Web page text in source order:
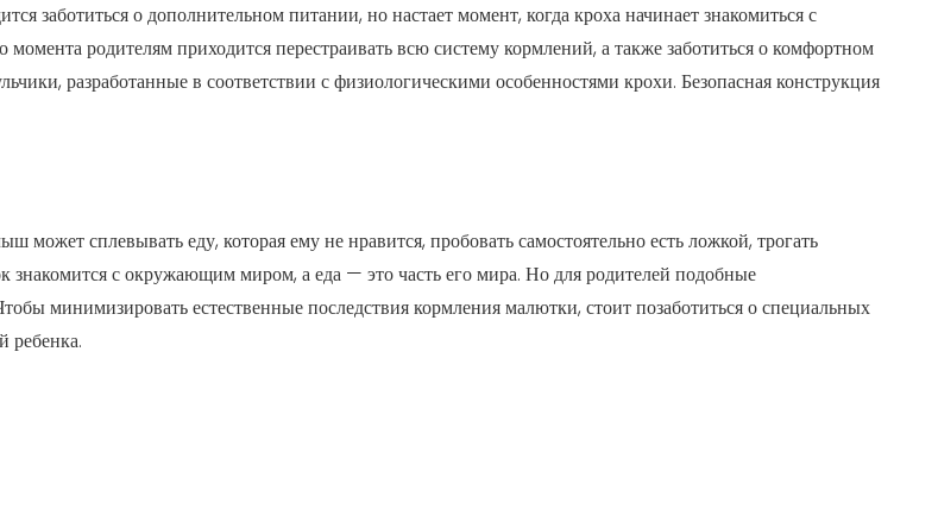
заботиться о дополнительном питании, но настает момент, когда кроха начинает знакомиться с
родителям приходится перестраивать всю систему кормлений, а также заботиться о комфортном
разработанные в соответствии с физиологическими особенностями крохи. Безопасная конструкция
сплевывать еду, которая ему не нравится, пробовать самостоятельно есть ложкой, трогать
с окружающим миром, а еда — это часть его мира. Но для родителей подобные
минимизировать естественные последствия кормления малютки, стоит позаботиться о специальных
ребенка.